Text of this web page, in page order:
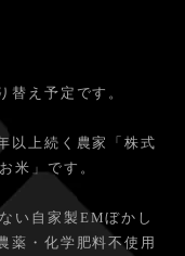
替え予定です。
以上続く農家「株式
米」です。
い自家製EMぼかし
薬・化学肥料不使用